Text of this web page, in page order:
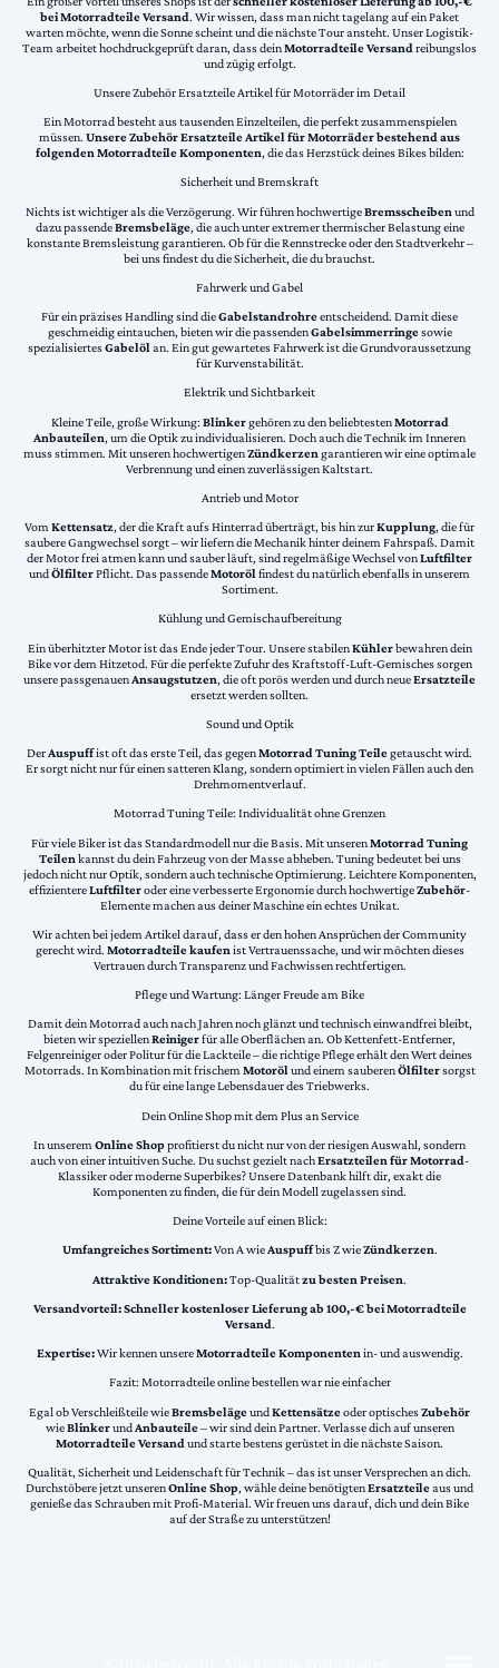
bei Motorradteile Versand. Wir wissen, dass man nicht tagelang auf ein Paket
warten möchte, wenn die Sonne scheint und die nächste Tour ansteht. Unser Logistik-
Team arbeitet hochdruckgeprüft daran, dass deinMotorradteile Versand reibungslos
und zügig erfolgt.
Unsere Zubehör Ersatzteile Artikel für Motorräder im Detail
Ein Motorrad besteht aus tausenden Einzelteilen, die perfekt zusammenspielen
müssen. Unsere Zubehör Ersatzteile Artikel für Motorräder bestehend aus
folgenden Motorradteile Komponenten, die das Herzstück deines Bikes bilden:
Sicherheit und Bremskraft
Nichts ist wichtiger als die Verzögerung. Wir führen hochwertigeBremsscheiben und
dazu passendeBremsbeläge, die auch unter extremer thermischer Belastung eine
konstante Bremsleistung garantieren. Ob für die Rennstrecke oder den Stadtverkehr –
bei uns findest du die Sicherheit, die du brauchst.
Fahrwerk und Gabel
Für ein präzises Handling sind dieGabelstandrohreentscheidend. Damit diese
geschmeidig eintauchen, bieten wir die passendenGabelsimmerringesowie
spezialisiertesGabelölan. Ein gut gewartetes Fahrwerk ist die Grundvoraussetzung
für Kurvenstabilität.
Elektrik und Sichtbarkeit
Kleine Teile, große Wirkung: Blinkergehören zu den beliebtestenMotorrad
Anbauteilen, um die Optik zu individualisieren. Doch auch die Technik im Inneren
muss stimmen. Mit unseren hochwertigenZündkerzen garantieren wir eine optimale
Verbrennung und einen zuverlässigen Kaltstart.
Antrieb und Motor
VomKettensatz, der die Kraft aufs Hinterrad überträgt, bis hin zurKupplung, die für
saubere Gangwechsel sorgt – wir liefern die Mechanik hinter deinem Fahrspaß. Damit
der Motor frei atmen kann und sauber läuft, sind regelmäßige Wechsel vonLuftfilter
undÖlfilterPflicht. Das passendeMotorölfindest du natürlich ebenfalls in unserem
Sortiment.
Kühlung und Gemischaufbereitung
Ein überhitzter Motor ist das Ende jeder Tour. Unsere stabilenKühlerbewahren dein
Bike vor dem Hitzetod. Für die perfekte Zufuhr des Kraftstoff-Luft-Gemisches sorgen
unsere passgenauenAnsaugstutzen, die oft porös werden und durch neueErsatzteile
ersetzt werden sollten.
Sound und Optik
DerAuspuffist oft das erste Teil, das gegenMotorrad Tuning Teilegetauscht wird.
Er sorgt nicht nur für einen satteren Klang, sondern optimiert in vielen Fällen auch den
Drehmomentverlauf.
Motorrad Tuning Teile: Individualität ohne Grenzen
Für viele Biker ist das Standardmodell nur die Basis. Mit unserenMotorrad Tuning
Teilen kannst du dein Fahrzeug von der Masse abheben. Tuning bedeutet bei uns
jedoch nicht nur Optik, sondern auch technische Optimierung. Leichtere Komponenten,
effizientereLuftfilteroder eine verbesserte Ergonomie durch hochwertigeZubehör-
Elemente machen aus deiner Maschine ein echtes Unikat.
Wir achten bei jedem Artikel darauf, dass er den hohen Ansprüchen der Community
gerecht wird. Motorradteile kaufen ist Vertrauenssache, und wir möchten dieses
Vertrauen durch Transparenz und Fachwissen rechtfertigen.
Pflege und Wartung: Länger Freude am Bike
Damit dein Motorrad auch nach Jahren noch glänzt und technisch einwandfrei bleibt,
bieten wir speziellenReinigerfür alle Oberflächen an. Ob Kettenfett-Entferner,
Felgenreiniger oder Politur für die Lackteile – die richtige Pflege erhält den Wert deines
Motorrads. In Kombination mit frischemMotorölund einem sauberenÖlfiltersorgst
du für eine lange Lebensdauer des Triebwerks.
Dein Online Shop mit dem Plus an Service
In unserem Online Shopprofitierst du nicht nur von der riesigen Auswahl, sondern
auch von einer intuitiven Suche. Du suchst gezielt nachErsatzteilen für Motorrad-
Klassiker oder moderne Superbikes? Unsere Datenbank hilft dir, exakt die
Komponenten zu finden, die für dein Modell zugelassen sind.
Deine Vorteile auf einen Blick:
Umfangreiches Sortiment:Von A wieAuspuffbis Z wieZündkerzen.
Attraktive Konditionen:Top-Qualitätzu besten Preisen.
Versandvorteil:Schneller kostenloser Lieferung ab 100,-€ bei Motorradteile
Versand.
Expertise:Wir kennen unsereMotorradteile Komponentenin- und auswendig.
Fazit: Motorradteile online bestellen war nie einfacher
Egal ob Verschleißteile wieBremsbelägeundKettensätzeoder optischesZubehör
wieBlinkerundAnbauteile– wir sind dein Partner. Verlasse dich auf unseren
Motorradteile Versand und starte bestens gerüstet in die nächste Saison.
Qualität, Sicherheit und Leidenschaft für Technik – das ist unser Versprechen an dich.
Durchstöbere jetzt unserenOnline Shop, wähle deine benötigtenErsatzteileaus und
genieße das Schrauben mit Profi-Material. Wir freuen uns darauf, dich und dein Bike
auf der Straße zu unterstützen!